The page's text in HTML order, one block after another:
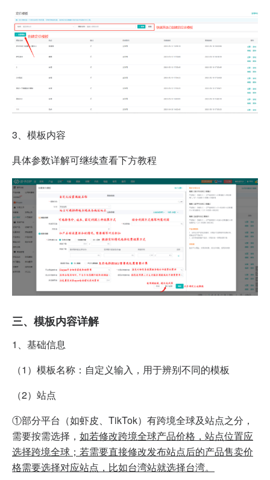
3、模板内容
具体参数详解可继续查看下方教程
三、 模板内容详解
1、 基础信息
（1） 模板名称：自定义输入，用于辨别不同的模板
（2） 站点
①部分平台（如虾皮、TikTok）有跨境全球及站点之分，
需要按需选择， 如若修改跨境全球产品价格，站点位置应
选择跨境全球；若需要直接修改发布站点后的产品售卖价
格需要选择对应站点，比如台湾站就选择台湾。